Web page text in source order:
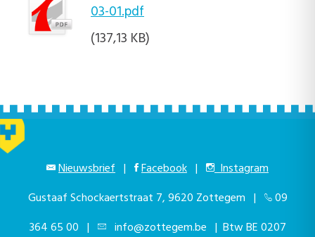
03-01.pdf
(137,13 KB)
Nieuwsbrief | Facebook |
Instagram
Gustaaf Schockaertstraat 7, 9620 Zottegem |
09
364 65 00 | info@zottegem.be | Btw BE 0207